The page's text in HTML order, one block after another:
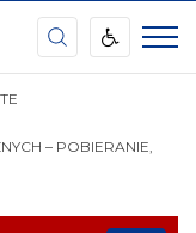
– POBIERANIE,